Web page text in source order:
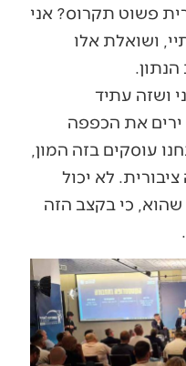
פשוט תקרוס? אני
ושואלת אלו
ושזה עתיד
ירים את הכפפה
עוסקים בזה המון,
לא יכול
כי בקצב הזה